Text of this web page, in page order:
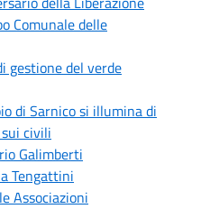
Comunale delle
gestione del verde
di Sarnico si illumina di
civili
Galimberti
Tengattini
Associazioni